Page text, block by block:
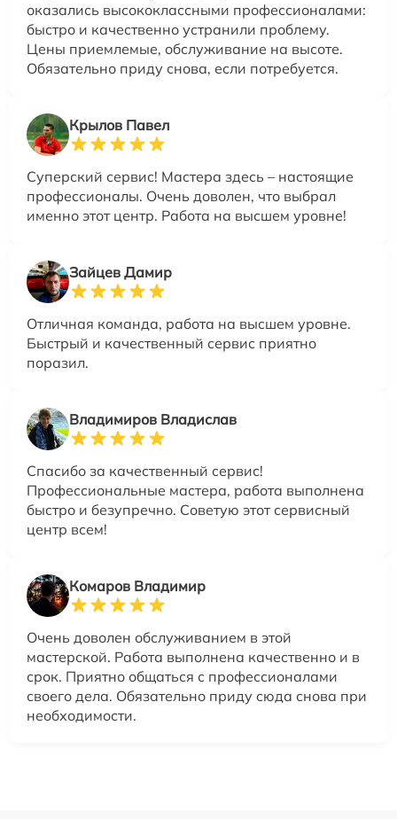
оказались высококлассными профессионалами:
быстро и качественно устранили проблему.
Цены приемлемые, обслуживание на высоте.
Обязательно приду снова, если потребуется.
Крылов Павел
Суперский сервис! Мастера здесь – настоящие
профессионалы. Очень доволен, что выбрал
именно этот центр. Работа на высшем уровне!
Зайцев Дамир
Отличная команда, работа на высшем уровне.
Быстрый и качественный сервис приятно
поразил.
Владимиров Владислав
Спасибо за качественный сервис!
Профессиональные мастера, работа выполнена
быстро и безупречно. Советую этот сервисный
центр всем!
Комаров Владимир
Очень доволен обслуживанием в этой
мастерской. Работа выполнена качественно и в
срок. Приятно общаться с профессионалами
своего дела. Обязательно приду сюда снова при
необходимости.